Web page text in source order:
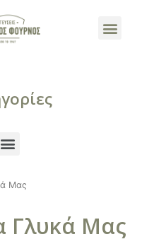
Μας
Γλυκά Μας